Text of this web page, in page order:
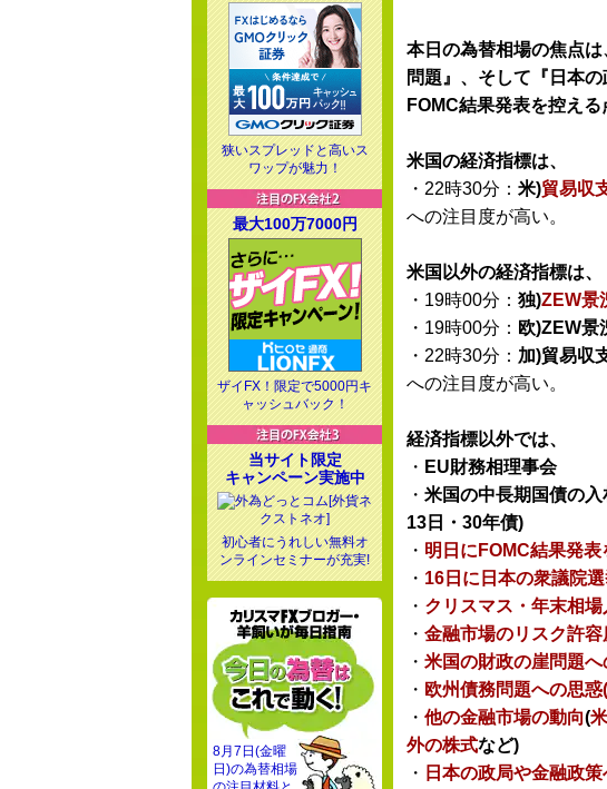
本日の為替相場の焦点
問題』、そして『日本
FOMC結果発表を控える
米国の経済指標は、
・22時30分： 米)貿易収
への注目度が高い。
米国以外の経済指標は、
・19時00分： 独)ZEW景
・19時00分： 欧)ZEW景
・22時30分： 加)貿易収
への注目度が高い。
経済指標以外では、
・ EU財務相理事会
・ 米国の中長期国債の入
13日・30年債)
・ 明日にFOMC結果発表
・ 16日に日本の衆議院
・ クリスマス・年末相
・ 金融市場のリスク許
・ 米国の財政の崖問題へ
・ 欧州債務問題への思
・ 他の金融市場の動向(
外の株式など)
・ 日本の政局や金融政
狭いスプレッドと高いス
ワップが魅力！
最大100万7000円
ザイFX！限定で5000円キ
ャッシュバック！
当サイト限定
キャンペーン実施中
初心者にうれしい無料オ
ンラインセミナーが充実!
8月7日(金曜
日)の為替相場